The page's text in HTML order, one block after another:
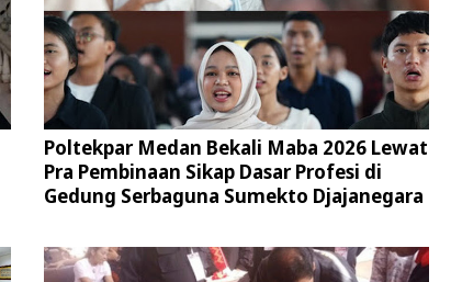
Poltekpar Medan Bekali Maba 2026 Lewat
Pra Pembinaan Sikap Dasar Profesi di
Gedung Serbaguna Sumekto Djajanegara